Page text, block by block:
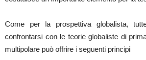
Come per la prospettiva globalista,
confrontarsi con le teorie globaliste di
multipolare può offrire i seguenti principi